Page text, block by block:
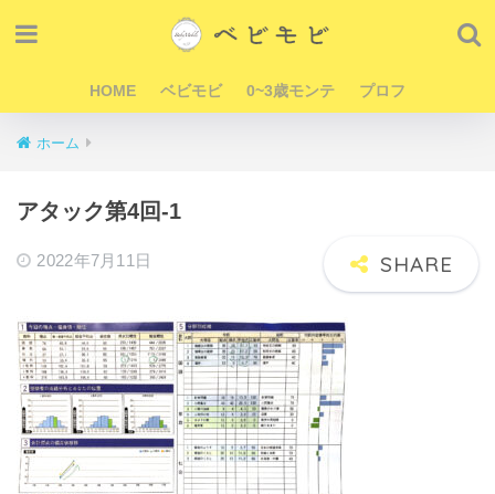
HOME ベビモビ 0~3歳モンテ プロフ
ホーム
アタック第4回-1
2022年7月11日